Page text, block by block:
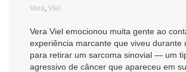
Vera Viel
Vera Viel emocionou muita gente ao
experiência marcante que viveu durante
para retirar um sarcoma sinovial — um
agressivo de câncer que apareceu em